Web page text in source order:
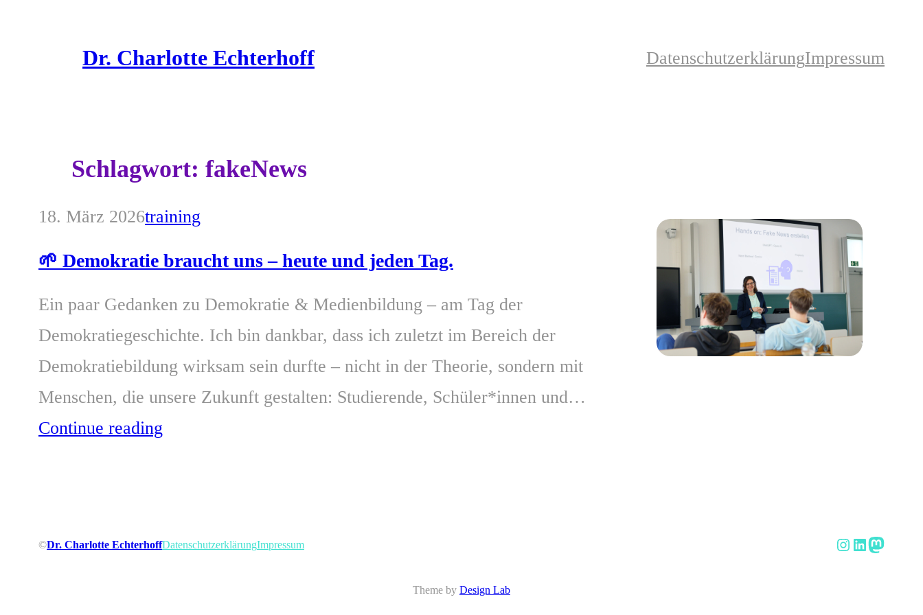
Dr. Charlotte Echterhoff DatenschutzerklärungImpressum
Schlagwort: fakeNews
18. März 2026training
🌱 Demokratie braucht uns – heute und jeden Tag.
Ein paar Gedanken zu Demokratie & Medienbildung – am Tag der
Demokratiegeschichte. Ich bin dankbar, dass ich zuletzt im Bereich der
Demokratiebildung wirksam sein durfte – nicht in der Theorie, sondern mit
Menschen, die unsere Zukunft gestalten: Studierende, Schüler*innen und…
Continue reading
©Dr. Charlotte EchterhoffDatenschutzerklärungImpressum Instagram
LinkedIn
Theme by Design Lab